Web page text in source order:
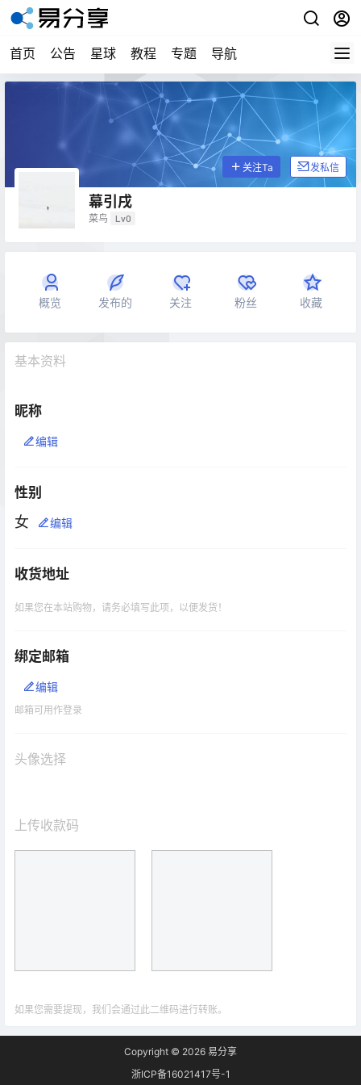
首页 公告 星球 教程 专题 导航
幕引戌
菜鸟 Lv0
关注Ta 发私信
概览 发布的 关注 粉丝 收藏
基本资料
昵称
编辑
性别
女 编辑
收货地址
如果您在本站购物，请务必填写此项，以便发货！
绑定邮箱
编辑
邮箱可用作登录
头像选择
上传收款码
如果您需要提现，我们会通过此二维码进行转账。
Copyright © 2026 易分享
浙ICP备16021417号-1